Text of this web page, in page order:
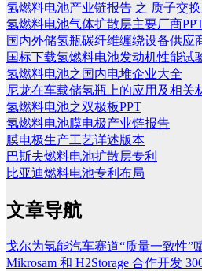
氢燃料电池产业链报告 之 质子交
氢燃料电池气体扩散层主要厂商
国内外储氢瓶碳纤维缠绕设备供应
国标下载氢燃料电池发动机性能试
氢燃料电池之国内电堆企业大全
尼龙在车载储氢瓶上的应用及相关
氢燃料电池之双极板PPT
氢燃料电池膜电极产业链报告
膜电极生产工艺详述版本
巴斯夫燃料电池扩散层专利
比亚迪燃料电池专利布局
文章导航
戈尔为氢能汽车赛道“质量一致性”
Mikrosam 和 H2Storage 合作开发